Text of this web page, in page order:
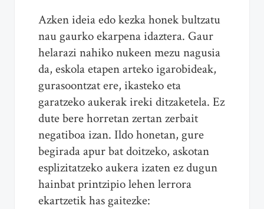
Azken ideia edo kezka honek bultzatu
nau gaurko ekarpena idaztera. Gaur
helarazi nahiko nukeen mezu nagusia
da, eskola etapen arteko igarobideak,
gurasoontzat ere, ikasteko eta
garatzeko aukerak ireki ditzaketela. Ez
dute bere horretan zertan zerbait
negatiboa izan. Ildo honetan, gure
begirada apur bat doitzeko, askotan
esplizitatzeko aukera izaten ez dugun
hainbat printzipio lehen lerrora
ekartzetik has gaitezke: